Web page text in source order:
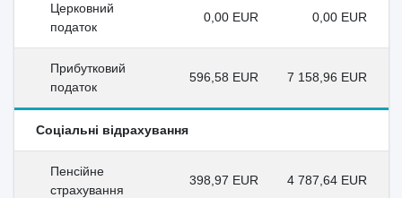
Церковний
податок
0,00 EUR 0,00 EUR
Прибутковий
податок
596,58 EUR 7 158,96 EUR
Соціальні відрахування
Пенсійне
страхування
398,97 EUR 4 787,64 EUR